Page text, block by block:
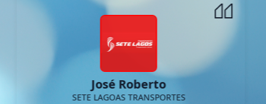
José Roberto
SETE LAGOAS TRANSPORTES